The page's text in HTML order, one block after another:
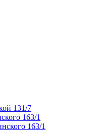
131/7
163/1
163/1